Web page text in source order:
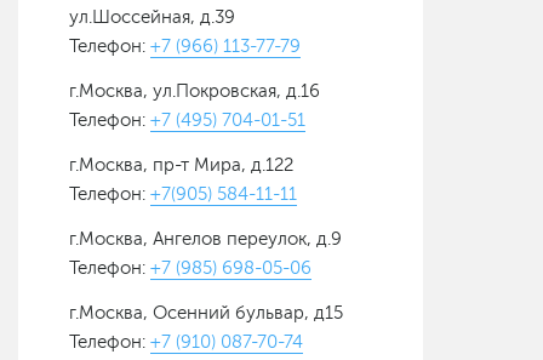
ул.Шоссейная, д.39
Телефон: +7 (966) 113-77-79
г.Москва, ул.Покровская, д.16
Телефон: +7 (495) 704-01-51
г.Москва, пр-т Мира, д.122
Телефон: +7(905) 584-11-11
г.Москва, Ангелов переулок, д.9
Телефон: +7 (985) 698-05-06
г.Москва, Осенний бульвар, д15
Телефон: +7 (910) 087-70-74